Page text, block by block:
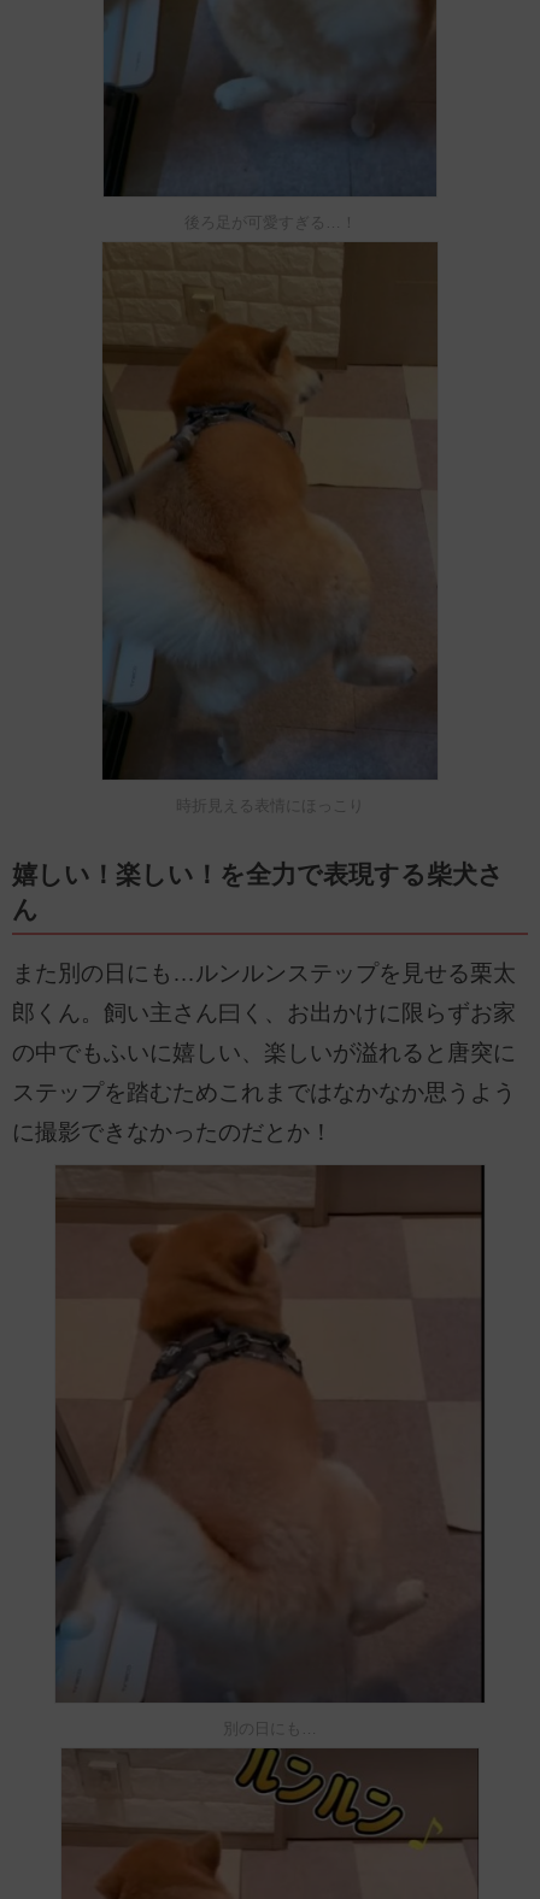
後ろ足が可愛すぎる…！
時折見える表情にほっこり
嬉しい！楽しい！を全力で表現する柴犬さ
ん
また別の日にも…ルンルンステップを見せる栗太
郎くん。飼い主さん曰く、お出かけに限らずお家
の中でもふいに嬉しい、楽しいが溢れると唐突に
ステップを踏むためこれまではなかなか思うよう
に撮影できなかったのだとか！
別の日にも…